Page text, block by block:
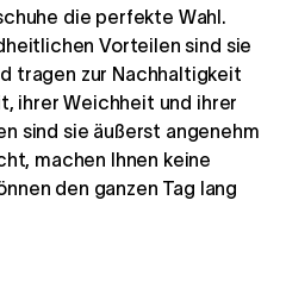
die perfekte Wahl.
Vorteilen sind sie
tragen zur Nachhaltigkeit
ihrer Weichheit und ihrer
sind sie äußerst angenehm
machen Ihnen keine
den ganzen Tag lang